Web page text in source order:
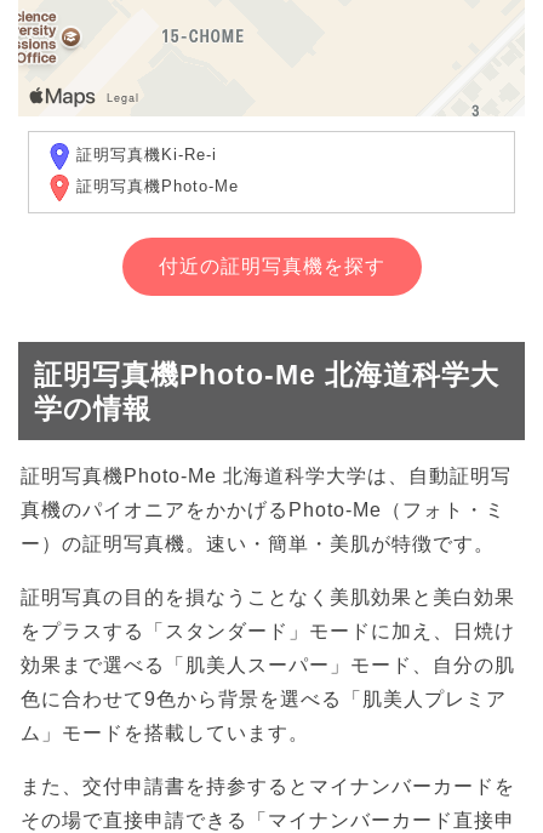
証明写真機Ki-Re-i
証明写真機Photo-Me
付近の証明写真機を探す
証明写真機Photo-Me 北海道科学大
学の情報
証明写真機Photo-Me 北海道科学大学は、自動証明写
真機のパイオニアをかかげるPhoto-Me（フォト・ミ
ー）の証明写真機。速い・簡単・美肌が特徴です。
証明写真の目的を損なうことなく美肌効果と美白効果
をプラスする「スタンダード」モードに加え、日焼け
効果まで選べる「肌美人スーパー」モード、自分の肌
色に合わせて9色から背景を選べる「肌美人プレミア
ム」モードを搭載しています。
また、交付申請書を持参するとマイナンバーカードを
その場で直接申請できる「マイナンバーカード直接申